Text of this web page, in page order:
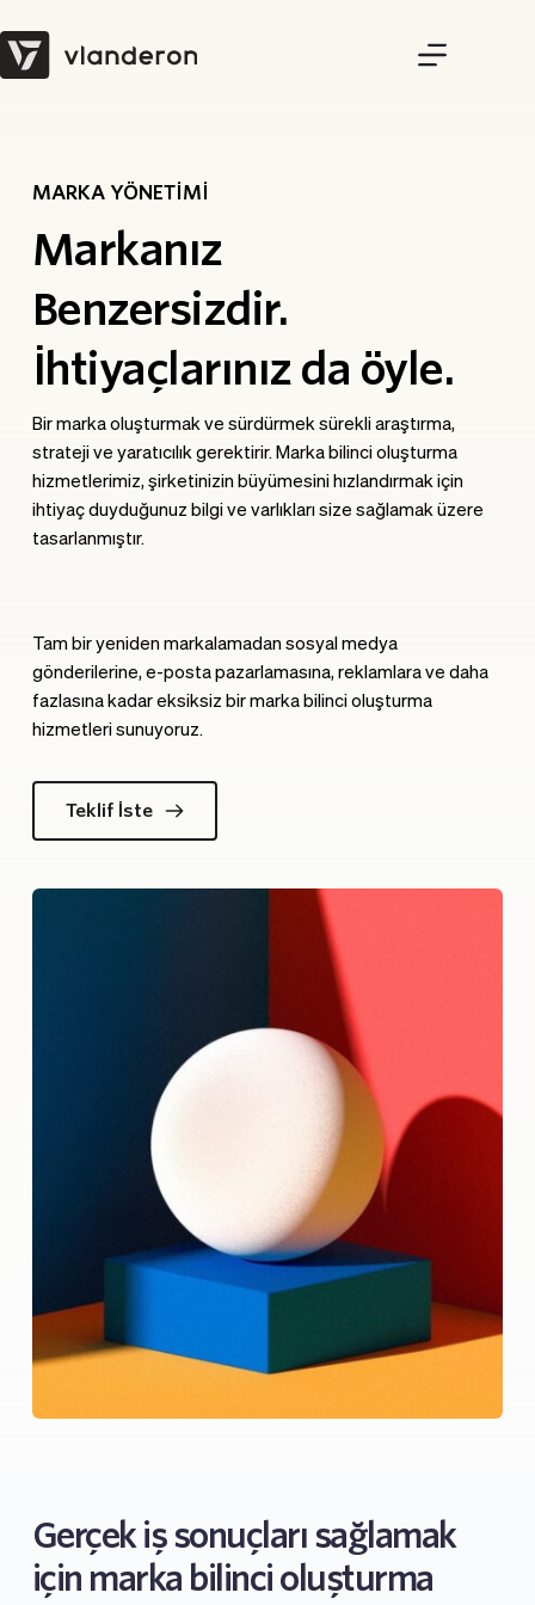
to
content
MARKA YÖNETİMİ
Markanız
Benzersizdir.
İhtiyaçlarınız da öyle.
Bir marka oluşturmak ve sürdürmek sürekli araştırma,
strateji ve yaratıcılık gerektirir. Marka bilinci oluşturma
hizmetlerimiz, şirketinizin büyümesini hızlandırmak için
ihtiyaç duyduğunuz bilgi ve varlıkları size sağlamak üzere
tasarlanmıştır.
Tam bir yeniden markalamadan sosyal medya
gönderilerine, e-posta pazarlamasına, reklamlara ve daha
fazlasına kadar eksiksiz bir marka bilinci oluşturma
hizmetleri sunuyoruz.
Teklif İste
Gerçek iş sonuçları sağlamak
için marka bilinci oluşturma